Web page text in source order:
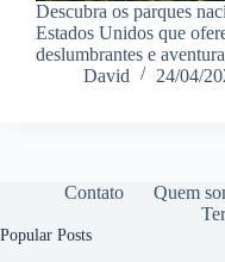
Descubra os parques
Estados Unidos que
deslumbrantes e
David
24/04/
Contato Quem
Popular Posts